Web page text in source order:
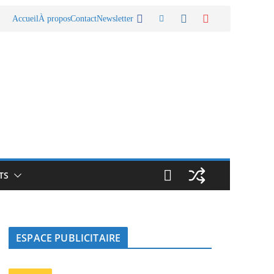
AccueilÀ proposContactNewsletter
ESPACE PUBLICITAIRE